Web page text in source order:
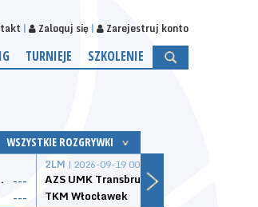
Zaloguj się Zarejestruj konto
TURNIEJE SZKOLENIE
WSZYSTKIE ROZGRYWKI
---
---
2LM | 2026-09-19 00:00
AZS UMK Transbruk Toruń
TKM Włocławek